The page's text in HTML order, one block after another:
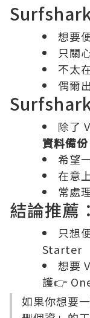
想要
只關
不太
偶爾
除了
資料備
希望
在意
常處
結論推薦
只想
Starter
想要
護👉
如果你想要